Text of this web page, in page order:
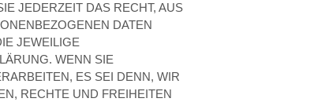
JEDERZEIT DAS RECHT, AUS
DATEN
JEWEILIGE
WENN SIE
ES SEI DENN, WIR
RECHTE UND FREIHEITEN